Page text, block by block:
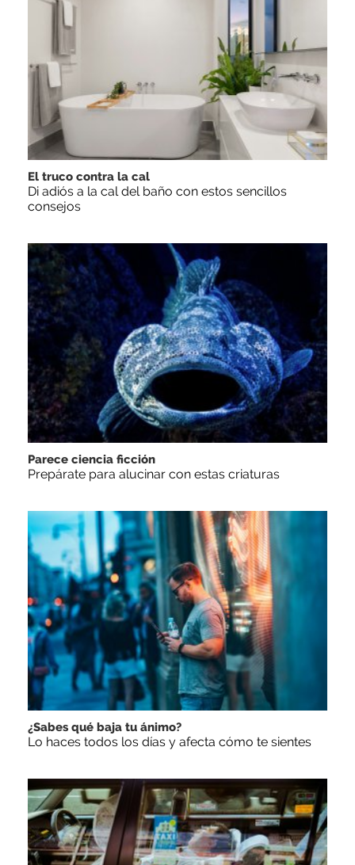
El truco contra la cal
Di adiós a la cal del baño con estos sencillos
consejos
Parece ciencia ficción
Prepárate para alucinar con estas criaturas
¿Sabes qué baja tu ánimo?
Lo haces todos los días y afecta cómo te sientes